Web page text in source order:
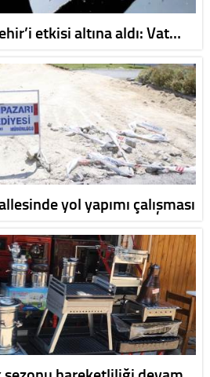
etkisi altına aldı: Vat…
yol yapımı çalışması